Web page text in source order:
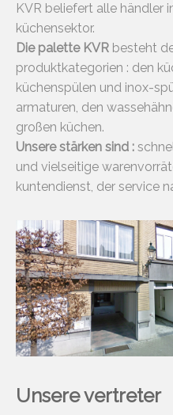
KVR beliefert alle händler
küchensektor.
Die palette KVR besteht
produktkategorien : den
küchenspülen und inox-
armaturen, den
großen küchen.
Unsere stärken sind :
und vielseitige
kuntendienst, der service
Unsere vertreter